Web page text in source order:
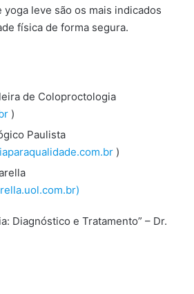
yoga leve são os mais indicados
física de forma segura.
de Coloproctologia
)
Paulista
)
Diagnóstico e Tratamento” – Dr.